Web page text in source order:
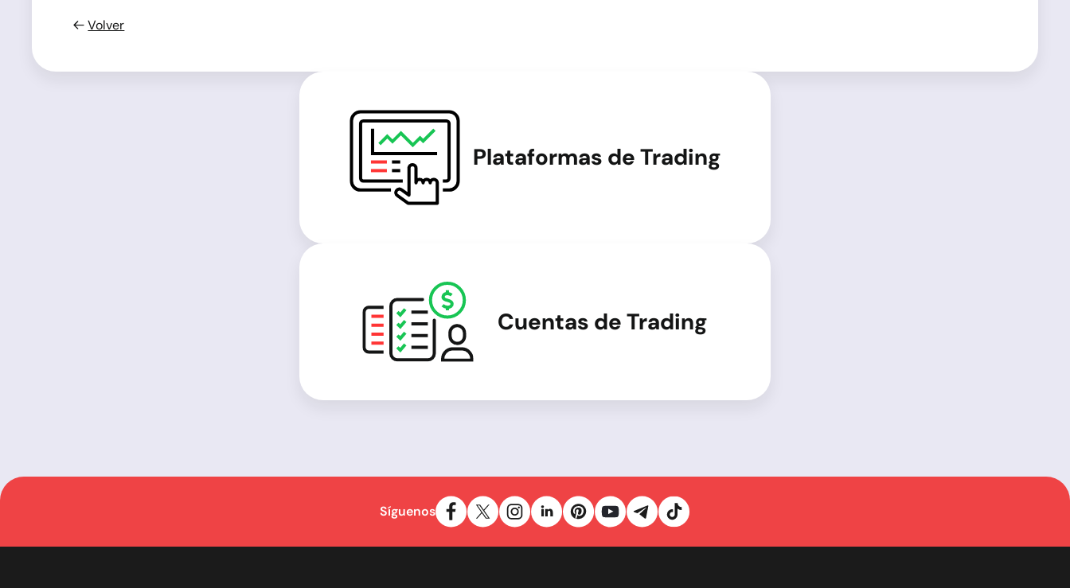
Volver
Plataformas de Trading
Cuentas de Trading
Síguenos